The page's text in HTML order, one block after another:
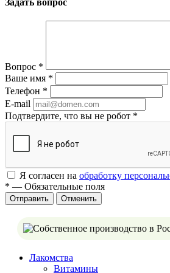
Вопрос *
Ваше имя *
Телефон *
E-mail
Подтвердите, что вы не робот *
Я согласен на обработку
* — Обязательные поля
Отменить
Лакомства
Витамины